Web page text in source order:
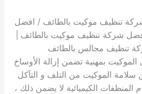
تنظيف موكيت بالطائف / افضل
شركة تنظيف موكيت بالطائف |
تنظيف مجالس بالطائف
بمهنية تضمن إزالة الأوساخ
الموكيت من التلف و التآكل
المنظفات الكيميائية لا يضمن ذلك ،